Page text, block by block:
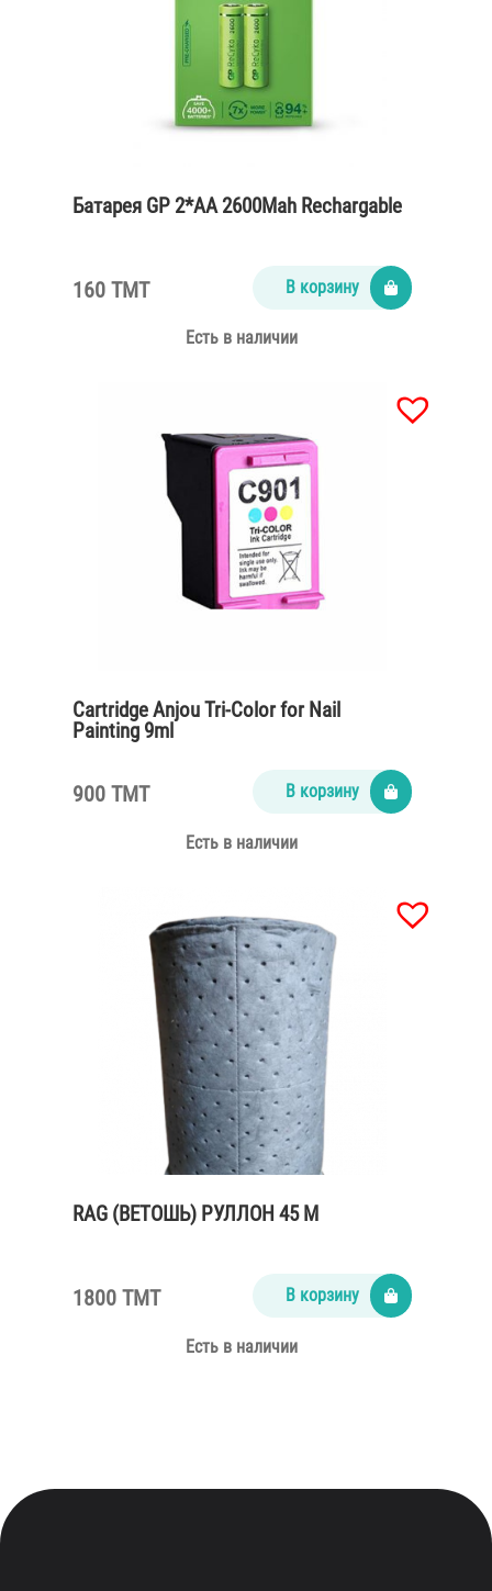
Батарея GP 2*AA 2600Mah Rechargable
160 TMT В корзину
Есть в наличии
Cartridge Anjou Tri-Color for Nail
Painting 9ml
900 TMT В корзину
Есть в наличии
RAG (ВЕТОШЬ) РУЛЛОН 45 М
1800 TMT В корзину
Есть в наличии